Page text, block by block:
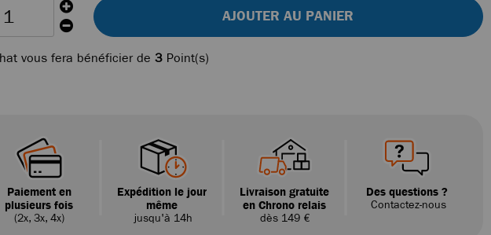
AJOUTER AU PANIER
vous fera bénéficier de 3 Point(s)
Paiement en
plusieurs fois
(2x, 3x, 4x)
Expédition le jour
même
jusqu'à 14h
Livraison gratuite
en Chrono relais
dès 149 €
Des questions ?
Contactez-nous